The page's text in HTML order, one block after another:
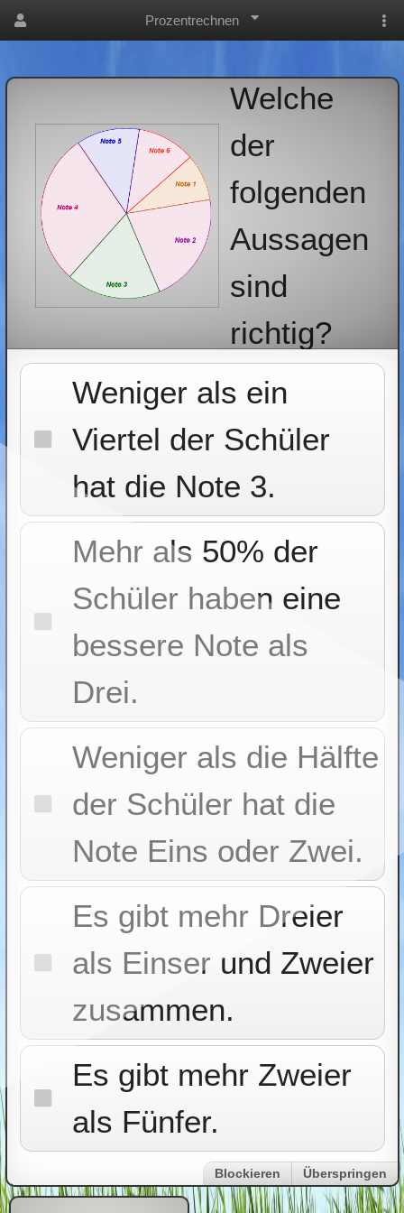
Prozentrechnen
Welche
der
folgenden
Aussagen
sind
richtig?
Weniger als ein
Viertel der Schüler
hat die Note 3.
Mehr als 50% der
Schüler haben eine
bessere Note als
Drei.
Weniger als die Hälfte
der Schüler hat die
Note Eins oder Zwei.
Es gibt mehr Dreier
als Einser und Zweier
zusammen.
Es gibt mehr Zweier
als Fünfer.
Blockieren Überspringen